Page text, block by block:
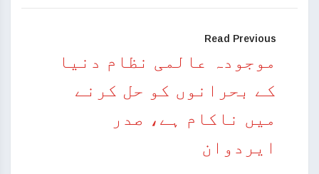
Read Previous
موجودہ عالمی نظام دنیا
کے بحرانوں کو حل کرنے
میں ناکام ہے، صدر
ایردوان